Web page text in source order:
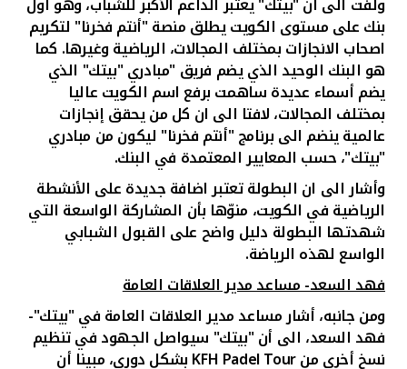
بنك على مستوى الكويت يطلق منصة "أنتم فخرنا" لتكريم
اصحاب الانجازات بمختلف المجالات، الرياضية وغيرها. كما
هو البنك الوحيد الذي يضم فريق "مبادري "بيتك" الذي
يضم أسماء عديدة ساهمت برفع اسم الكويت عاليا
بمختلف المجالات، لافتا الى ان كل من يحقق إنجازات
عالمية ينضم الى برنامج "أنتم فخرنا" ليكون من مبادري
"بيتك"، حسب المعايير المعتمدة في البنك.
وأشار الى ان البطولة تعتبر اضافة جديدة على الأنشطة
الرياضية في الكويت، منوّها بأن المشاركة الواسعة التي
شهدتها البطولة دليل واضح على القبول الشبابي
الواسع لهذه الرياضة.
فهد السعد- مساعد مدير العلاقات العامة
ومن جانبه، أشار مساعد مدير العلاقات العامة في "بيتك"-
فهد السعد، الى أن "بيتك" سيواصل الجهود في تنظيم
نسخ أخرى منKFH Padel Tour بشكل دوري، مبينا أن